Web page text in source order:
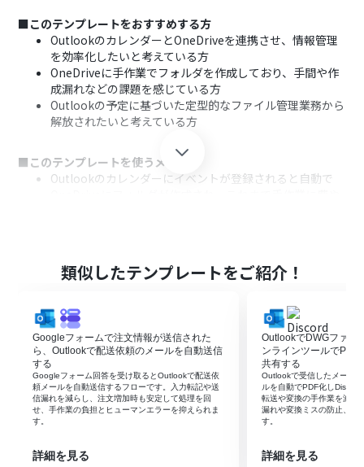
■このテンプレートをおすすめする方
OutlookのカレンダーとOneDriveを連携させ、情報管理
を効率化したいと考えている方
OneDriveに手作業でフォルダを作成しており、手間や作
成漏れなどの課題を感じている方
Outlookの予定に基づいた定型的なファイル管理業務から
解放されたいと考えている方
■このテンプレートを使うメリット
Outlookのカレンダーにイベントが登録されると自動で
はじめに、OutlookとOneDriveをYoomと連携します
次に、トリガーでOutlookを選択し、「カレンダーにイベ
ントが登録されたら」というアクションを設定します
次に、オペレーションで分岐機能を設定し、特定のイベ
ントのみを対象にするなど、後続の処理を動かす条件を指
定します
最後に、オペレーションでOneDriveの「フォルダを作
成」アクションを設定し、Outlookのイベント情報をもと
にフォルダを作成します
類似したテンプレートをご紹介！
Googleフォームで注文情報が送信された
ら、Outlookで配送依頼のメールを自動送信
する
Googleフォーム回答を受け取るとOutlookで配送依
頼メールを自動送信するフローです。入力転記や送
信漏れを減らし、注文増加時も安定して処理を回
せ、手作業の負担とヒューマンエラーを抑えられま
す。
詳細を見る
OutlookでDWGファイ
ンラインツールで
共有する
Outlookで受信したメール
ルを自動でPDF化し
転送や変換の手作業を減ら
漏れや変換ミスの防止、業
す。
詳細を見る